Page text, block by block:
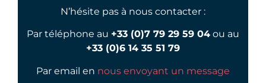
N’hésite pas à nous contacter :
Par téléphone au +33 (0)7 79 29 59 04 ou au
+33 (0)6 14 35 51 79
Par email en nous envoyant un message